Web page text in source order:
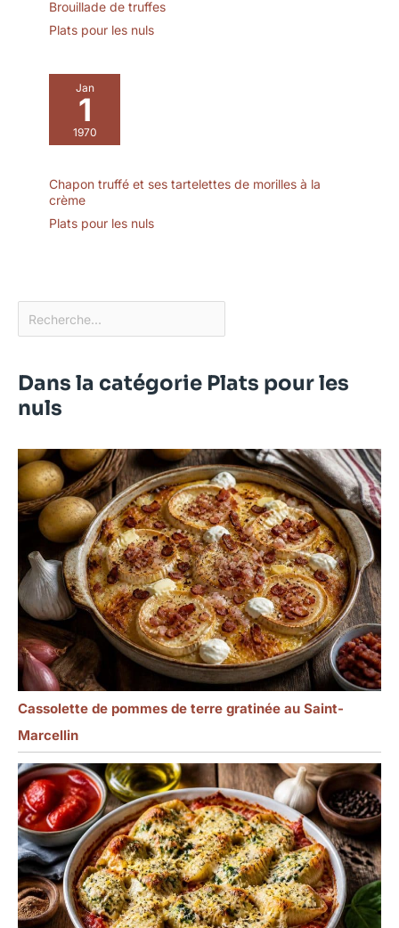
Brouillade de truffes
Plats pour les nuls
Jan
1
1970
Chapon truffé et ses tartelettes de morilles à la
crème
Plats pour les nuls
Dans la catégorie Plats pour les
nuls
Cassolette de pommes de terre gratinée au Saint-
Marcellin